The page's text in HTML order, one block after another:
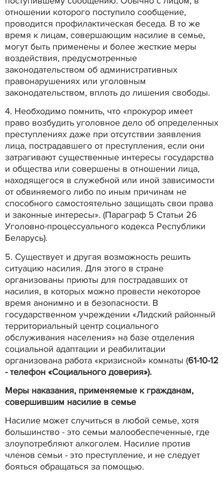
отношении которого поступило сообщение,
проводится профилактическая беседа. В то же
время к лицам, совершающим насилие в семье,
могут быть применены и более жесткие меры
воздействия, предусмотренные
законодательством об административных
правонарушениях или уголовным
законодательством, вплоть до лишения свободы.
4. Необходимо помнить, что «прокурор имеет
право возбудить уголовное дело об определенных
преступлениях даже при отсутствии заявления
лица, пострадавшего от преступления, если они
затрагивают существенные интересы государства
и общества или совершены в отношении лица,
находящегося в служебной или иной зависимости
от обвиняемого либо по иным причинам не
способного самостоятельно защищать свои права
и законные интересы». (Параграф 5 Статьи 26
Уголовно-процессуального кодекса Республики
Беларусь).
5. Существует и другая возможность решить
ситуацию насилия. Для этого в стране
организованы приюты для пострадавших от
насилия, в которых можно провести некоторое
время анонимно и в безопасности. В
государственном учреждении «Лидский районный
территориальный центр социального
обслуживания населения» на базе отделения
социальной адаптации и реабилитации
организована работа «кризисной» комнаты (61-10-12
- телефон «Социального доверия»).
Меры наказания, применяемые к гражданам,
совершившим насилие в семье
Насилие может случиться в любой семье, хотя
большинство - это семьи малообеспеченные, где
злоупотребляют алкоголем. Насилие против
членов семьи - это преступление, и не следует
бояться обращаться за помощью.